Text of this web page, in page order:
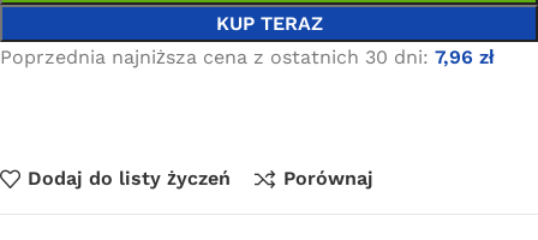
KUP TERAZ
Poprzednia najniższa cena z ostatnich 30 dni: 7,96 zł
Dodaj do listy życzeń Porównaj